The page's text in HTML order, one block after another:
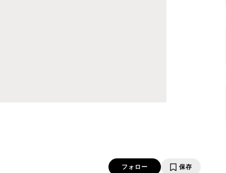
フォロー 保存